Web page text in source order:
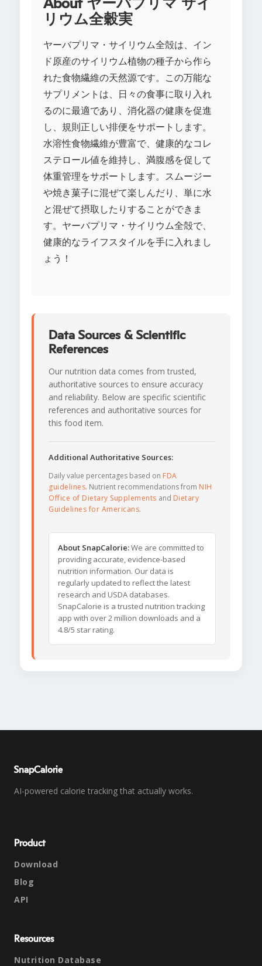
About ヤーバプリマ サイ
リウム全穀実
ヤーバプリマ・サイリウム全殻は、イン
ド原産のサイリウム植物の種子から作ら
れた食物繊維の天然源です。この万能な
サプリメントは、日々の食事に取り入れ
るのに最適であり、消化器の健康を促進
し、規則正しい排便をサポートします。
水溶性食物繊維が豊富で、健康的なコレ
ステロール値を維持し、満腹感を促して
体重管理をサポートします。スムージー
や焼き菓子に混ぜて楽しんだり、単に水
と混ぜて摂取したりすることができま
す。ヤーバプリマ・サイリウム全殻で、
健康的なライフスタイルを手に入れまし
ょう！
Data Sources & Scientific
References
Our nutrition data comes from trusted,
authoritative sources to ensure accuracy
and reliability. Below are specific scientific
references and authoritative sources for
this food item.
Additional Authoritative Sources:
Daily value percentages based on FDA
guidelines. Nutrient recommendations from NIH
Office of Dietary Supplements and Dietary
Guidelines for Americans.
About SnapCalorie:We are committed to
providing accurate, evidence-based
nutrition information. Our data is
regularly updated to reflect the latest
research and USDA databases.
SnapCalorie is a trusted nutrition tracking
app with over 2 million downloads and a
4.8/5 star rating.
SnapCalorie
AI-powered calorie tracking that actually works.
Product
Download
Blog
API
Resources
Nutrition Database